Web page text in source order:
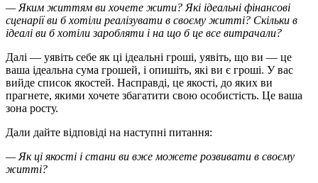
— Яким життям ви хочете жити? Які ідеальні фінансові
сценарії ви б хотіли реалізувати в своєму житті? Скільки в
ідеалі ви б хотіли заробляти і на що б це все витрачали?
Далі — уявіть себе як ці ідеальні гроші, уявіть, що ви — це
ваша ідеальна сума грошей, і опишіть, які ви є гроші. У вас
вийде список якостей. Насправді, це якості, до яких ви
прагнете, якими хочете збагатити свою особистість. Це ваша
зона росту.
Дали дайте відповіді на наступні питання:
— Як ці якості і стани ви вже можете розвивати в своєму
житті?